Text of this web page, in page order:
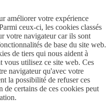
améliorer votre expérience
ceux-ci, les cookies classés
votre navigateur car ils sont
de base du site web.
de tiers qui nous aident à
vous utilisez ce site web. Ces
navigateur qu'avec votre
la possibilité de refuser ces
certains de ces cookies peut